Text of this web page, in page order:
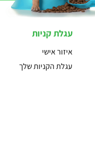
עגלת קניות
איזור אישי
עגלת הקניות שלך